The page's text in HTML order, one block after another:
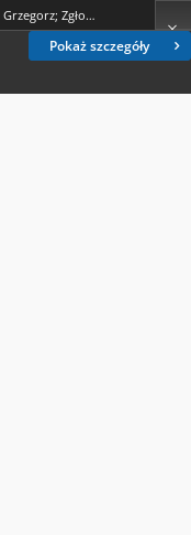
Pokaż szczegóły
Gajek, Grzegorz; Zgłobicki, Wojciech (1971- ); Mięsiak-Wójcik, Katarzyna; Wereski, Sylwester